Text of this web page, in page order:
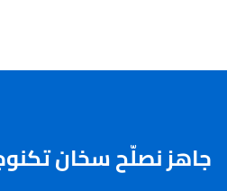
جاهز نصلّح سخان